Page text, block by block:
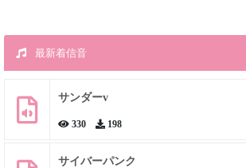
最新着信音
サンダーv
330 198
サイバーパンク